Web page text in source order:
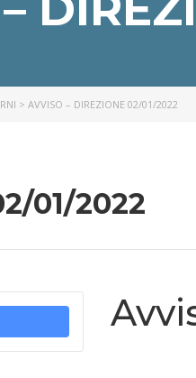
> AVVISO – DIREZIONE 02/01/2022
01/2022